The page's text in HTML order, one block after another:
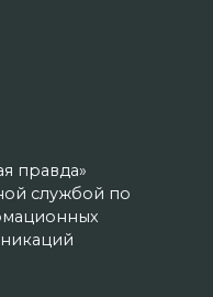
правда»
службой по